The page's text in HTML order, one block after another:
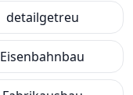
detailgetreu
Eisenbahnbau